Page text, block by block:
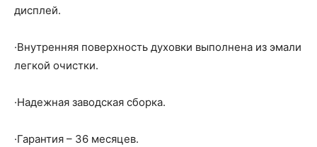
дисплей.
·Внутренняя поверхность духовки выполнена из эмали
легкой очистки.
·Надежная заводская сборка.
·Гарантия – 36 месяцев.